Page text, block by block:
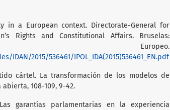
in a European context. Directorate-General for
Rights and Constitutional Affairs. Bruselas:
Europeo.
2015/536461/IPOL_IDA(2015)536461_EN.pdf
cártel. La transformación de los modelos de
108-109, 9-42.
garantías parlamentarias en la experiencia